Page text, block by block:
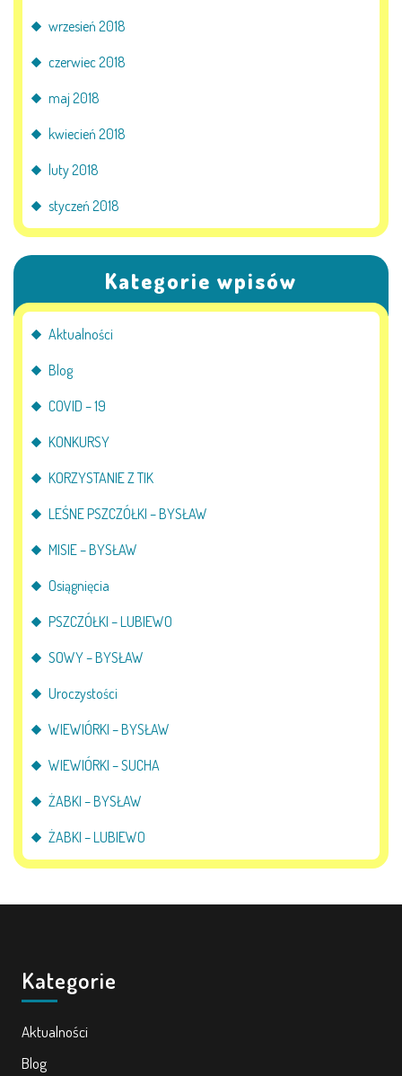
wrzesień 2018
czerwiec 2018
maj 2018
kwiecień 2018
luty 2018
styczeń 2018
Kategorie wpisów
Aktualności
Blog
COVID – 19
KONKURSY
KORZYSTANIE Z TIK
LEŚNE PSZCZÓŁKI – BYSŁAW
MISIE – BYSŁAW
Osiągnięcia
PSZCZÓŁKI – LUBIEWO
SOWY – BYSŁAW
Uroczystości
WIEWIÓRKI – BYSŁAW
WIEWIÓRKI – SUCHA
ŻABKI – BYSŁAW
ŻABKI – LUBIEWO
Kategorie
Aktualności
Blog